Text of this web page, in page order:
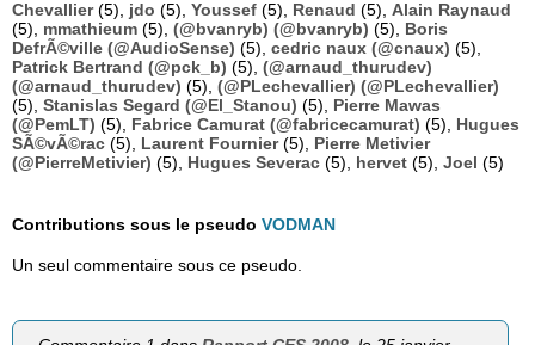
Chevallier(5), jdo (5), Youssef (5), Renaud (5), Alain Raynaud
(5), mmathieum (5), (@bvanryb) (@bvanryb) (5), Boris
DefrÃ©ville (@AudioSense) (5), cedric naux (@cnaux) (5),
Patrick Bertrand (@pck_b) (5), (@arnaud_thurudev)
(@arnaud_thurudev) (5), (@PLechevallier) (@PLechevallier)
(5), Stanislas Segard (@El_Stanou) (5), Pierre Mawas
(@PemLT) (5), Fabrice Camurat (@fabricecamurat) (5), Hugues
SÃ©vÃ©rac (5), Laurent Fournier(5), Pierre Metivier
(@PierreMetivier) (5), Hugues Severac (5), hervet (5), Joel (5)
Contributions sous le pseudo VODMAN
Un seul commentaire sous ce pseudo.